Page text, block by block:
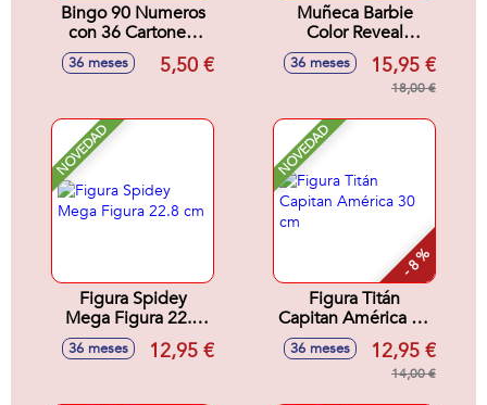
Bingo 90 Numeros
con 36 Cartones.
16,5x9 cm.
36 meses 5,50 €
Muñeca Barbie
Color Reveal
Sirenas 32x8x8 cm
36 meses 15,95 €
18,00 €
NOVEDAD
Figura Spidey
Mega Figura 22.8
cm
36 meses 12,95 €
NOVEDAD
- 8 %
Figura Titán
Capitan América 30
cm
36 meses 12,95 €
14,00 €